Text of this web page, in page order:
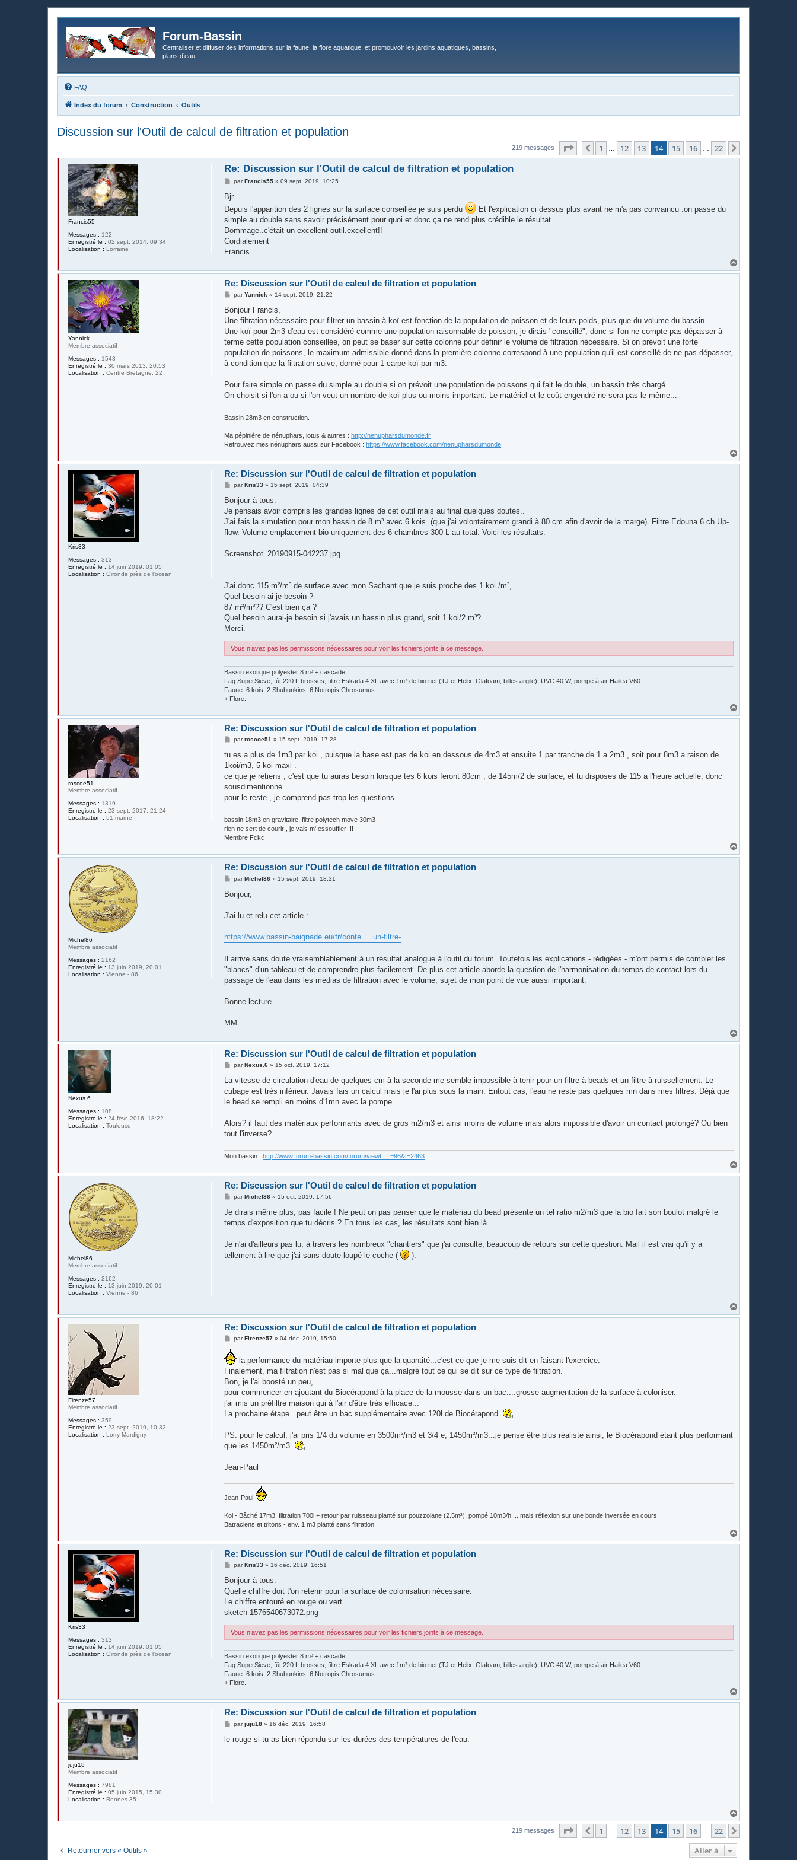
Forum-Bassin
Centraliser et diffuser des informations sur la faune, la flore aquatique, et promouvoir les jardins aquatiques, bassins,
plans d’eau....
FAQ
Index du forum Construction Outils
Discussion sur l'Outil de calcul de filtration et population
219 messages Page 14 22
Précédente
1 12 13 14 15 16 22
Francis55
Messages : 122
Enregistré le : 02 sept. 2014, 09:34
Localisation : Lorraine
Re: Discussion sur l'Outil de calcul de filtration et population
M
s
a
e
parFrancis55 »09 sept. 2019, 10:25
Bjr
Depuis l'apparition des 2 lignes sur la surface conseillée je suis perdu
Et l'explication ci dessus plus avant ne m'a pas convaincu .on passe du
simple au double sans savoir précisément pour quoi et donc ça ne rend plus crédible le résultat.
Dommage..c'était un excellent outil.excellent!!
Cordialement
Francis
a
Yannick
Membre associatif
Messages : 1543
Enregistré le : 30 mars 2013, 20:53
Localisation : Centre Bretagne, 22
Re: Discussion sur l'Outil de calcul de filtration et population
M
s
a
g
parYannick » 14 sept. 2019, 21:22
Bonjour Francis,
Une filtration nécessaire pour filtrer un bassin à koï est fonction de la population de poisson et de leurs poids, plus que du volume du bassin.
Une koï pour 2m3 d'eau est considéré comme une population raisonnable de poisson, je dirais "conseillé", donc si l'on ne compte pas dépasser à
terme cette population conseillée, on peut se baser sur cette colonne pour définir le volume de filtration nécessaire. Si on prévoit une forte
population de poissons, le maximum admissible donné dans la première colonne correspond à une population qu'il est conseillé de ne pas dépasser,
à condition que la filtration suive, donné pour 1 carpe koï par m3.
Pour faire simple on passe du simple au double si on prévoit une population de poissons qui fait le double, un bassin très chargé.
On choisit si l'on a ou si l'on veut un nombre de koï plus ou moins important. Le matériel et le coût engendré ne sera pas le même...
Bassin 28m3 en construction.
Ma pépinière de nénuphars, lotus & autres :http://nenupharsdumonde.fr
Retrouvez mes nénuphars aussi sur Facebook :https://www.facebook.com/nenupharsdumonde
a
Kris33
Messages : 313
Enregistré le : 14 juin 2019, 01:05
Localisation : Gironde près de l'ocean
Re: Discussion sur l'Outil de calcul de filtration et population
M
s
a
g
parKris33 » 15 sept. 2019, 04:39
Bonjour à tous.
Je pensais avoir compris les grandes lignes de cet outil mais au final quelques doutes..
J'ai fais la simulation pour mon bassin de 8 m³ avec 6 kois. (que j'ai volontairement grandi à 80 cm afin d'avoir de la marge). Filtre Edouna 6 ch Up-
flow. Volume emplacement bio uniquement des 6 chambres 300 L au total. Voici les résultats.
Screenshot_20190915-042237.jpg
J'ai donc 115 m²/m³ de surface avec mon Sachant que je suis proche des 1 koi /m³,.
Quel besoin ai-je besoin ?
87 m²/m³?? C'est bien ça ?
Quel besoin aurai-je besoin si j'avais un bassin plus grand, soit 1 koi/2 m³?
Merci.
Vous n’avez pas les permissions nécessaires pour voir les fichiers joints à ce message.
Bassin exotique polyester 8 m³ + cascade
Fag SuperSieve, fût 220 L brosses, filtre Eskada 4 XL avec 1m³ de bio net (TJ et Helix, Glafoam, billes argile), UVC 40 W, pompe à air Hailea V60.
Faune: 6 kois, 2 Shubunkins, 6 Notropis Chrosumus.
+ Flore.
a
roscoe51
Membre associatif
Messages : 1319
Enregistré le : 23 sept. 2017, 21:24
Localisation : 51-marne
Re: Discussion sur l'Outil de calcul de filtration et population
M
s
a
g
parroscoe51 »15 sept. 2019, 17:28
tu es a plus de 1m3 par koi , puisque la base est pas de koi en dessous de 4m3 et ensuite 1 par tranche de 1 a 2m3 , soit pour 8m3 a raison de
1koi/m3, 5 koi maxi .
ce que je retiens , c'est que tu auras besoin lorsque tes 6 kois feront 80cm , de 145m/2 de surface, et tu disposes de 115 a l'heure actuelle, donc
sousdimentionné .
pour le reste , je comprend pas trop les questions....
bassin 18m3 en gravitaire, filtre polytech move 30m3 .
rien ne sert de courir , je vais m' essouffler !!! .
Membre Fckc
a
Michel86
Membre associatif
Messages : 2162
Enregistré le : 13 juin 2019, 20:01
Localisation : Vienne - 86
Re: Discussion sur l'Outil de calcul de filtration et population
M
s
g
parMichel86 » 15 sept. 2019, 18:21
Bonjour,
J'ai lu et relu cet article :
https://www.bassin-baignade.eu/fr/conte ... un-filtre-
Il arrive sans doute vraisemblablement à un résultat analogue à l'outil du forum. Toutefois les explications - rédigées - m'ont permis de combler les
"blancs" d'un tableau et de comprendre plus facilement. De plus cet article aborde la question de l'harmonisation du temps de contact lors du
passage de l'eau dans les médias de filtration avec le volume, sujet de mon point de vue aussi important.
Bonne lecture.
MM
a
Nexus.6
Messages : 108
Enregistré le : 24 févr. 2016, 18:22
Localisation : Toulouse
Re: Discussion sur l'Outil de calcul de filtration et population
M
s
a
g
parNexus.6 » 15 oct. 2019, 17:12
La vitesse de circulation d'eau de quelques cm à la seconde me semble impossible à tenir pour un filtre à beads et un filtre à ruissellement. Le
cubage est très inférieur. Javais fais un calcul mais je l'ai plus sous la main. Entout cas, l'eau ne reste pas quelques mn dans mes filtres. Déjà que
le bead se rempli en moins d'1mn avec la pompe...
Alors? il faut des matériaux performants avec de gros m2/m3 et ainsi moins de volume mais alors impossible d'avoir un contact prolongé? Ou bien
tout l'inverse?
Mon bassin :http://www.forum-bassin.com/forum/viewt ... =96&t=2463
a
Michel86
Membre associatif
Messages : 2162
Enregistré le : 13 juin 2019, 20:01
Localisation : Vienne - 86
Re: Discussion sur l'Outil de calcul de filtration et population
M
s
a
parMichel86 »15 oct. 2019, 17:56
Je dirais même plus, pas facile ! Ne peut on pas penser que le matériau du bead présente un tel ratio m2/m3 que la bio fait son boulot malgré le
temps d'exposition que tu décris ? En tous les cas, les résultats sont bien là.
Je n'ai d'ailleurs pas lu, à travers les nombreux "chantiers" que j'ai consulté, beaucoup de retours sur cette question. Mail il est vrai qu'il y a
tellement à lire que j'ai sans doute loupé le coche (
).
a
Firenze57
Membre associatif
Messages : 359
Enregistré le : 23 sept. 2019, 10:32
Localisation : Lorry-Mardigny
Re: Discussion sur l'Outil de calcul de filtration et population
M
s
s
a
g
e
parFirenze57 »04 déc. 2019, 15:50
la performance du matériau importe plus que la quantité...c'est ce que je me suis dit en faisant l'exercice.
Finalement, ma filtration n'est pas si mal que ça...malgré tout ce qui se dit sur ce type de filtration.
Bon, je l'ai boosté un peu,
pour commencer en ajoutant du Biocérapond à la place de la mousse dans un bac....grosse augmentation de la surface à coloniser.
j'ai mis un préfiltre maison qui à l'air d'être très efficace...
La prochaine étape...peut être un bac supplémentaire avec 120l de Biocérapond.
PS: pour le calcul, j'ai pris 1/4 du volume en 3500m²/m3 et 3/4 e, 1450m²/m3...je pense être plus réaliste ainsi, le Biocérapond étant plus performant
que les 1450m²/m3.
Jean-Paul
Jean-Paul
Koi - Bâché 17m3, filtration 700l + retour par ruisseau planté sur pouzzolane (2.5m²), pompé 10m3/h ... mais réflexion sur une bonde inversée en cours.
Batraciens et tritons - env. 1 m3 planté sans filtration.
a
Kris33
Messages : 313
Enregistré le : 14 juin 2019, 01:05
Localisation : Gironde près de l'ocean
Re: Discussion sur l'Outil de calcul de filtration et population
M
s
a
g
par Kris33 »16 déc. 2019, 16:51
Bonjour à tous.
Quelle chiffre doit t'on retenir pour la surface de colonisation nécessaire.
Le chiffre entouré en rouge ou vert.
sketch-1576540673072.png
Vous n’avez pas les permissions nécessaires pour voir les fichiers joints à ce message.
Bassin exotique polyester 8 m³ + cascade
Fag SuperSieve, fût 220 L brosses, filtre Eskada 4 XL avec 1m³ de bio net (TJ et Helix, Glafoam, billes argile), UVC 40 W, pompe à air Hailea V60.
Faune: 6 kois, 2 Shubunkins, 6 Notropis Chrosumus.
+ Flore.
a
juju18
Membre associatif
Messages : 7981
Enregistré le : 05 juin 2015, 15:30
Localisation : Rennes 35
Re: Discussion sur l'Outil de calcul de filtration et population
M
s
parjuju18 » 16 déc. 2019, 16:58
le rouge si tu as bien répondu sur les durées des températures de l'eau.
a
t
219 messages Page 14 sur 22
Précédente
1 12 13 14 15 16 22
Retourner vers « Outils » Aller à